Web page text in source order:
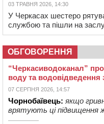
03 ТРАВНЯ 2026, 14:30
У Черкасах шестеро
службою та пішли на
ОБГОВОРЕННЯ
“Черкасиводоканал”
воду та водовідведення
07 СЕРПНЯ 2026, 14:57
Чорнобаївець: якщо
врятують ці підвищення